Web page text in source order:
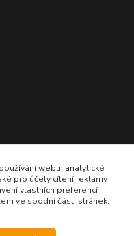
webu, analytické
pro účely cílení reklamy
vlastních preferencí
ve spodní části stránek.